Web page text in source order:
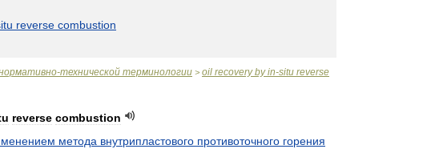
reverse combustion
-технической терминологии > oil recovery by in-situ reverse
reverse combustion
метода внутрипластового противоточного горения